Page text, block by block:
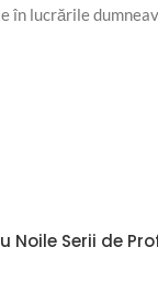
în lucrările
Noile Serii de